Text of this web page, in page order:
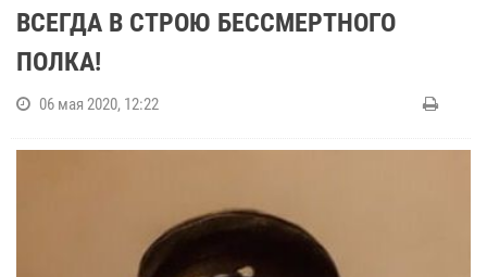
ВСЕГДА В СТРОЮ БЕССМЕРТНОГО
ПОЛКА!
06 мая 2020, 12:22